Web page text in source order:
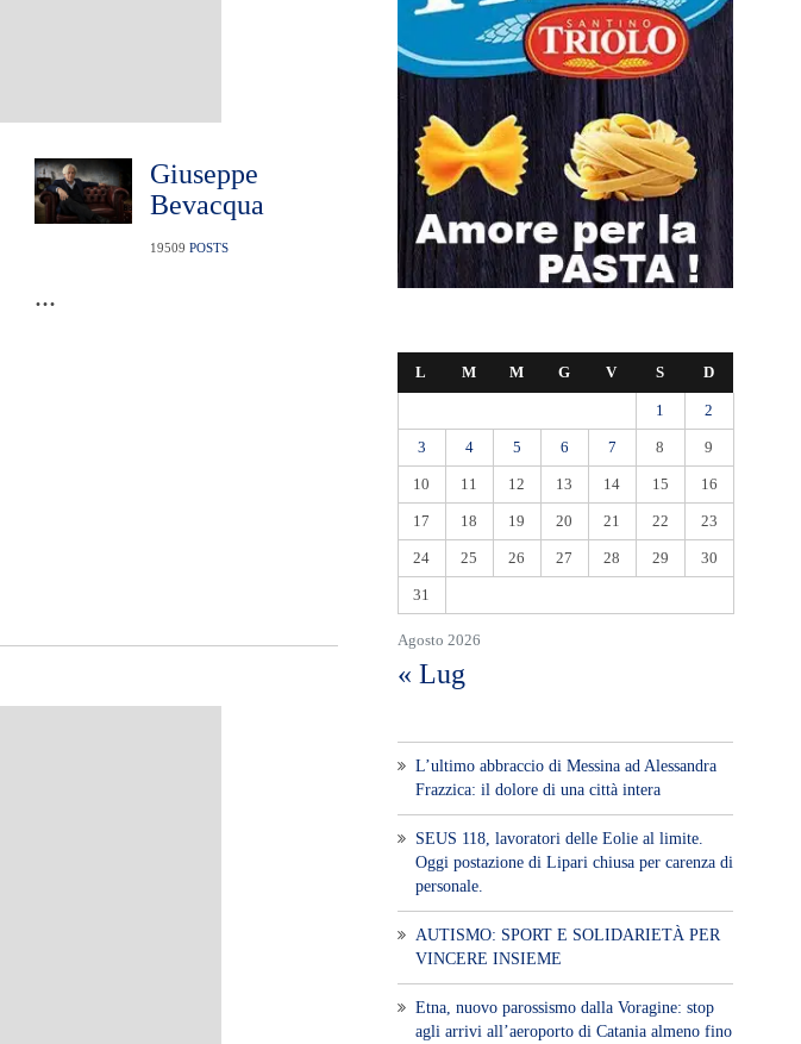
Giuseppe
Bevacqua
19509 POSTS
...
Agosto 2026
L M M G V S D
1 2
3 4 5 6 7 8 9
10 11 12 13 14 15 16
17 18 19 20 21 22 23
24 25 26 27 28 29 30
31
« Lug
L’ultimo abbraccio di Messina ad Alessandra
Frazzica: il dolore di una città intera
SEUS 118, lavoratori delle Eolie al limite.
Oggi postazione di Lipari chiusa per carenza di
personale.
AUTISMO: SPORT E SOLIDARIETÀ PER
VINCERE INSIEME
Etna, nuovo parossismo dalla Voragine: stop
agli arrivi all’aeroporto di Catania almeno fino